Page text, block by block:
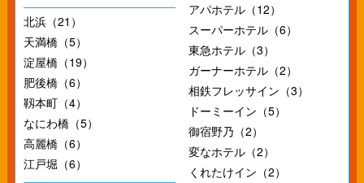
北浜（21）
天満橋（5）
淀屋橋（19）
肥後橋（6）
靱本町（4）
なにわ橋（5）
高麗橋（6）
江戸堀（6）
アパホテル（12）
スーパーホテル（6）
東急ホテル（3）
ガーナーホテル（2）
相鉄フレッサイン（3）
ドーミーイン（5）
御宿野乃（2）
変なホテル（2）
くれたけイン（2）